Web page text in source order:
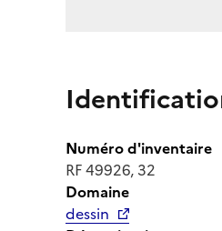
Numéro d'inventaire
RF 49926, 32
Domaine
dessin